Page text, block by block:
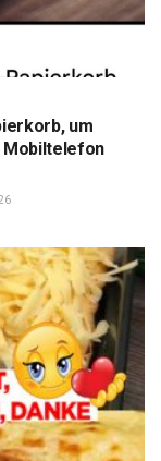
um
Mobiltelefon